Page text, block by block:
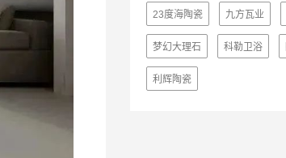
23度海陶瓷 九方瓦业
梦幻大理石 科勒卫浴
利辉陶瓷